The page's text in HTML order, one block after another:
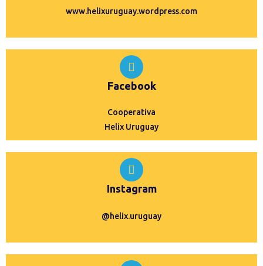
www.helixuruguay.wordpress.com
Facebook
Cooperativa
Helix Uruguay
Instagram
@helix.uruguay